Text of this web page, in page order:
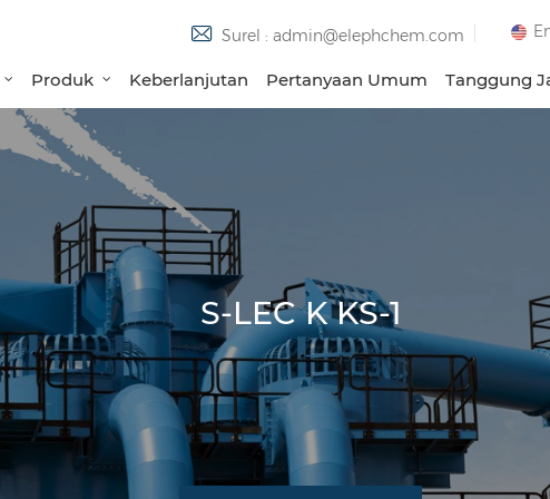
Surel : admin@elephchem.com
Produk Keberlanjutan Pertanyaan Umum Tanggung
S-LEC K KS-1